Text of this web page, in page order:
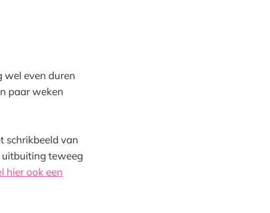
wel even duren
paar weken
schrikbeeld van
uitbuiting teweeg
hier ook een